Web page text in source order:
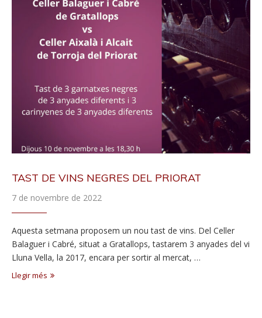
TAST DE VINS NEGRES DEL PRIORAT
7 de novembre de 2022
Aquesta setmana proposem un nou tast de vins. Del Celler
Balaguer i Cabré, situat a Gratallops, tastarem 3 anyades del vi
Lluna Vella, la 2017, encara per sortir al mercat, …
Llegir més